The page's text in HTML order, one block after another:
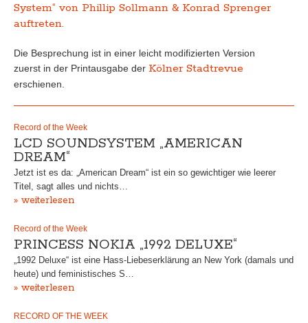
System“ von Phillip Sollmann & Konrad Sprenger
auftreten.
Die Besprechung ist in einer leicht modifizierten Version
zuerst in der Printausgabe der Kölner Stadtrevue
erschienen.
Record of the Week
LCD SOUNDSYSTEM „AMERICAN
DREAM“
Jetzt ist es da: „American Dream“ ist ein so gewichtiger wie leerer
Titel, sagt alles und nichts…
» weiterlesen
Record of the Week
PRINCESS NOKIA „1992 DELUXE“
„1992 Deluxe“ ist eine Hass-Liebeserklärung an New York (damals und
heute) und feministisches S…
» weiterlesen
RECORD OF THE WEEK